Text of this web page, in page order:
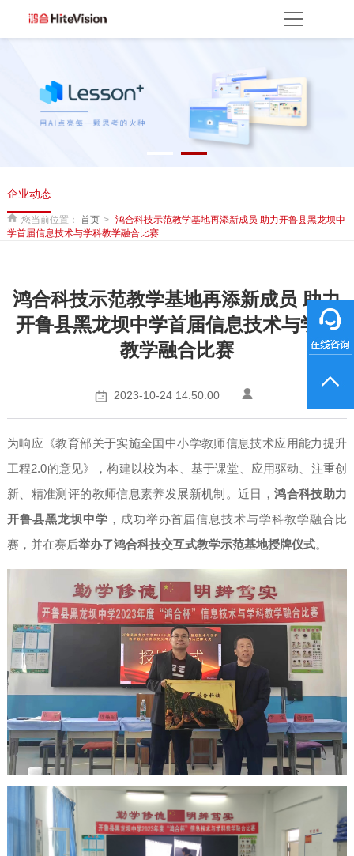
产品方案
关于鸿合
企业动态
联系我们
监督举报
鸿合海外
企业动态
您当前位置： 首页
鸿合科技示范教学基地再添新成员 助力开鲁县黑龙坝中
学首届信息技术与学科教学融合比赛
鸿合科技示范教学基地再添新成员 助力
开鲁县黑龙坝中学首届信息技术与学科
教学融合比赛
2023-10-24 14:50:00
为响应《教育部关于实施全国中小学教师信息技术应用能力提升
工程2.0的意见》，构建以校为本、基于课堂、应用驱动、注重创
新、精准测评的教师信息素养发展新机制。近日，鸿合科技助力
开鲁县黑龙坝中学 ，成功举办首届信息技术与学科教学融合比
赛，并在赛后举办了鸿合科技交互式教学示范基地授牌仪式。